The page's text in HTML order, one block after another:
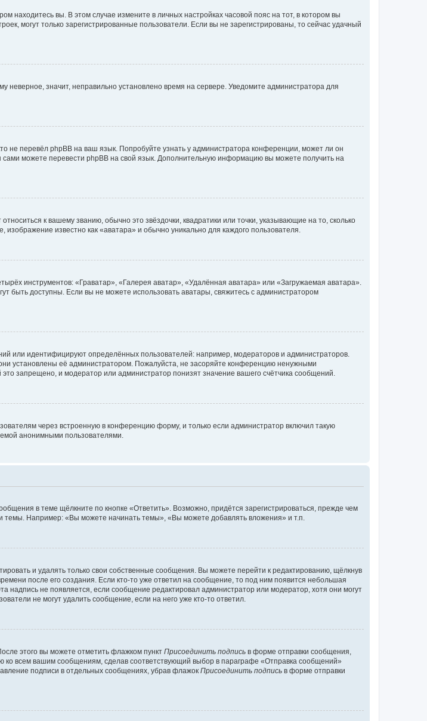
находитесь вы. В этом случае измените в личных настройках часовой пояс на тот, в котором вы
могут только зарегистрированные пользователи. Если вы не зарегистрированы, то сейчас удачный
значит, неправильно установлено время на сервере. Уведомите администратора для
не перевёл phpBB на ваш язык. Попробуйте узнать у администратора конференции, может ли он
сами можете перевести phpBB на свой язык. Дополнительную информацию вы можете получить на
к вашему званию, обычно это звёздочки, квадратики или точки, указывающие на то, сколько
известно как «аватара» и обычно уникально для каждого пользователя.
инструментов: «Граватар», «Галерея аватар», «Удалённая аватара» или «Загружаемая аватара».
быть доступны. Если вы не можете использовать аватары, свяжитесь с администратором
или идентифицируют определённых пользователей: например, модераторов и администраторов.
установлены её администратором. Пожалуйста, не засоряйте конференцию ненужными
запрещено, и модератор или администратор понизят значение вашего счётчика сообщений.
через встроенную в конференцию форму, и только если администратор включил такую
анонимными пользователями.
в теме щёлкните по кнопке «Ответить». Возможно, придётся зарегистрироваться, прежде чем
Например: «Вы можете начинать темы», «Вы можете добавлять вложения» и т.п.
и удалять только свои собственные сообщения. Вы можете перейти к редактированию, щёлкнув
после его создания. Если кто-то уже ответил на сообщение, то под ним появится небольшая
надпись не появляется, если сообщение редактировал администратор или модератор, хотя они могут
не могут удалить сообщение, если на него уже кто-то ответил.
этого вы можете отметить флажком пункт Присоединить подпись в форме отправки сообщения,
всем вашим сообщениям, сделав соответствующий выбор в параграфе «Отправка сообщений»
подписи в отдельных сообщениях, убрав флажок Присоединить подпись в форме отправки